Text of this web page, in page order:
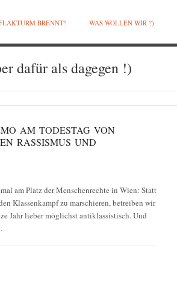
BRENNT! WAS WOLLEN WIR ?)
dafür als dagegen !)
AM TODESTAG VON
RASSISMUS UND
am Platz der Menschenrechte in Wien: Statt
Klassenkampf zu marschieren, betreiben wir
Jahr lieber möglichst antiklassistisch. Und